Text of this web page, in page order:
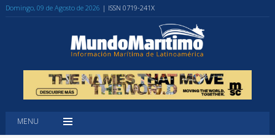
Domingo, 09 de Agosto de 2026 | ISSN 0719-241X
MENU